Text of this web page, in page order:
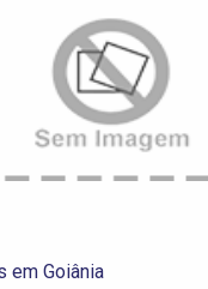
em Goiânia